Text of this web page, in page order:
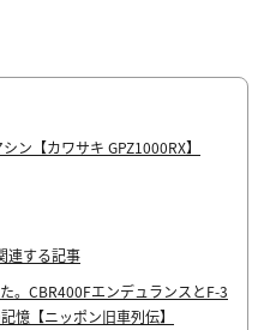
ン【カワサキ GPZ1000RX】
連する記事
。CBR400FエンデュランスとF-3
憶【ニッポン旧車列伝】